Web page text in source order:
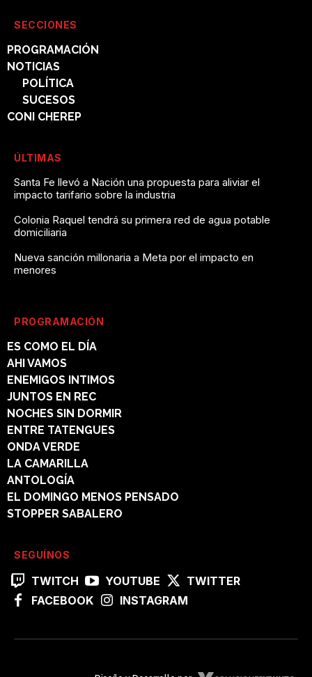
SECCIONES
PROGRAMACIÓN
NOTICIAS
POLÍTICA
SUCESOS
CONI CHEREP
ÚLTIMAS
Santa Fe llevó a Nación una propuesta para aliviar el
impacto tarifario sobre la industria
Colonia Raquel tendrá su primera red de agua potable
domiciliaria
Nueva sanción millonaria a Meta por el impacto en
menores
PROGRAMACIÓN
ES COMO EL DÍA
AHI VAMOS
ENEMIGOS INTIMOS
JUNTOS EN REC
NOCHES SIN DORMIR
ENTRE TATENGUES
ONDA VERDE
LA CAMARILLA
ANTOLOGÍA
EL DOMINGO MENOS PENSADO
STOPPER SABALERO
SEGUÍNOS
TWITCH YOUTUBE
TWITTER
FACEBOOK
INSTAGRAM